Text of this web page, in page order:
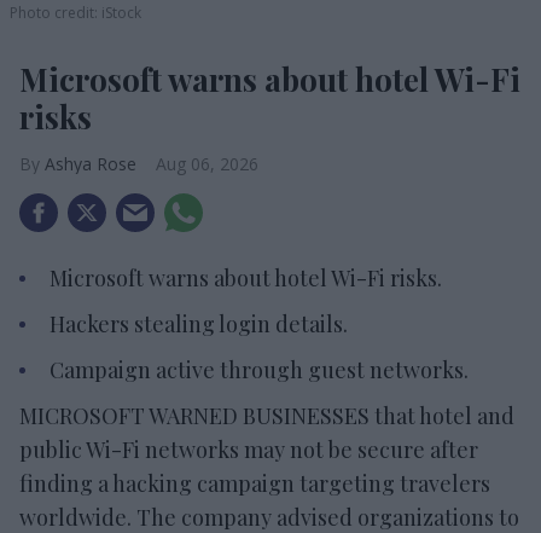
Photo credit: iStock
Microsoft warns about hotel Wi-Fi
risks
Ashya Rose Aug 06, 2026
Microsoft warns about hotel Wi-Fi risks.
Hackers stealing login details.
Campaign active through guest networks.
MICROSOFT WARNED BUSINESSES that hotel and
public Wi-Fi networks may not be secure after
finding a hacking campaign targeting travelers
worldwide. The company advised organizations to